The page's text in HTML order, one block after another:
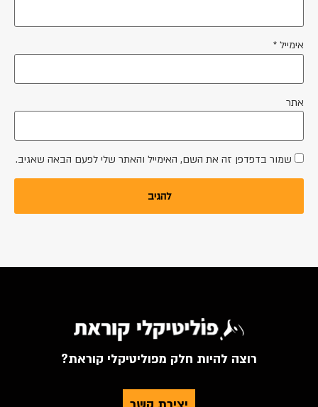
אימייל *
אתר
שמור בדפדפן זה את השם, האימייל והאתר שלי לפעם הבאה שאגיב.
רוצה להיות חלק מפוליטיקלי קוראת?